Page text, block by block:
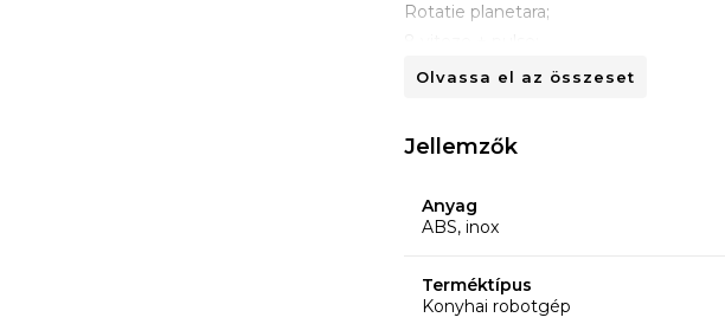
Rotatie planetara;
Accesorii: carlig pentru framantare,
Olvassa el az összeset
Jellemzők
Anyag
ABS, inox
Terméktípus
Konyhai robotgép